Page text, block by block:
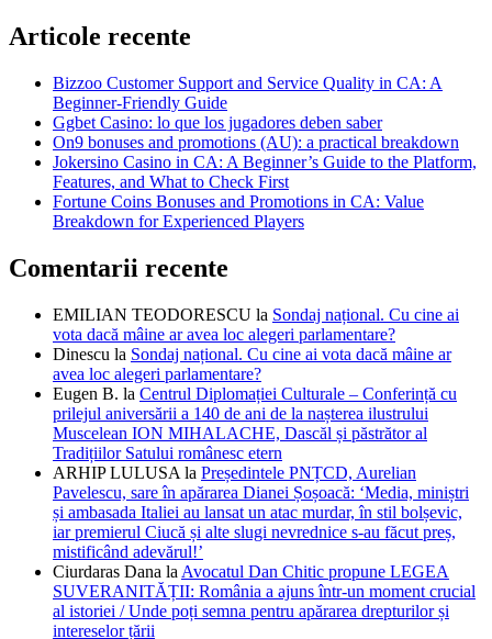
Articole recente
Bizzoo Customer Support and Service Quality in CA: A
Beginner-Friendly Guide
Ggbet Casino: lo que los jugadores deben saber
On9 bonuses and promotions (AU): a practical breakdown
Jokersino Casino in CA: A Beginner’s Guide to the Platform,
Features, and What to Check First
Fortune Coins Bonuses and Promotions in CA: Value
Breakdown for Experienced Players
Comentarii recente
EMILIAN TEODORESCU la Sondaj național. Cu cine ai
vota dacă mâine ar avea loc alegeri parlamentare?
Dinescu la Sondaj național. Cu cine ai vota dacă mâine ar
avea loc alegeri parlamentare?
Eugen B. la Centrul Diplomației Culturale – Conferință cu
prilejul aniversării a 140 de ani de la nașterea ilustrului
Muscelean ION MIHALACHE, Dascăl și păstrător al
Tradițiilor Satului românesc etern
ARHIP LULUSA la Președintele PNȚCD, Aurelian
Pavelescu, sare în apărarea Dianei Șoșoacă: ‘Media, miniștri
și ambasada Italiei au lansat un atac murdar, în stil bolșevic,
iar premierul Ciucă și alte slugi nevrednice s-au făcut preș,
mistificând adevărul!’
Ciurdaras Dana la Avocatul Dan Chitic propune LEGEA
SUVERANITĂȚII: România a ajuns într-un moment crucial
al istoriei / Unde poți semna pentru apărarea drepturilor și
intereselor țării